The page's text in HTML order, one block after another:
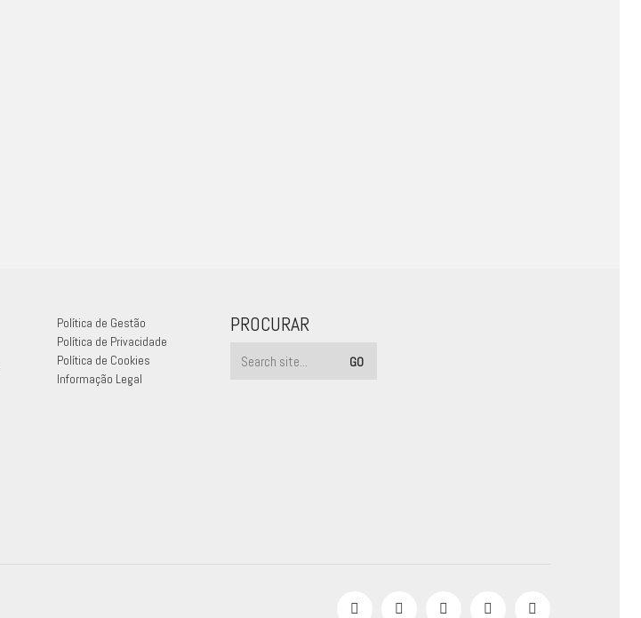
Política de Gestão
Política de Privacidade
Política de Cookies
Informação Legal
PROCURAR